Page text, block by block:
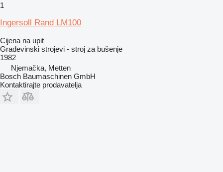
1
Ingersoll Rand LM100
Cijena na upit
Građevinski strojevi - stroj za bušenje
1982
Njemačka, Metten
Bosch Baumaschinen GmbH
Kontaktirajte prodavatelja